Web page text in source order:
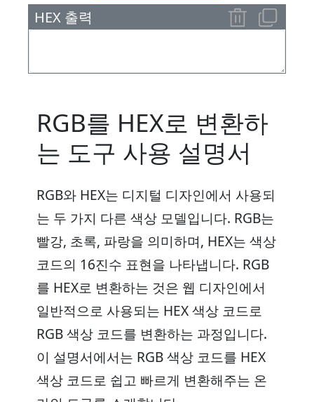
HEX 출력
RGB를 HEX로 변환하
는 도구 사용 설명서
RGB와 HEX는 디지털 디자인에서 사용되
는 두 가지 다른 색상 모델입니다. RGB는
빨강, 초록, 파랑을 의미하며, HEX는 색상
코드의 16진수 표현을 나타냅니다. RGB
를 HEX로 변환하는 것은 웹 디자인에서
일반적으로 사용되는 HEX 색상 코드로
RGB 색상 코드를 변환하는 과정입니다.
이 설명서에서는 RGB 색상 코드를 HEX
색상 코드로 쉽고 빠르게 변환해주는 온